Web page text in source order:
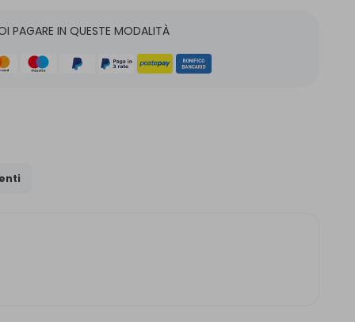
PAGARE IN QUESTE MODALITÀ